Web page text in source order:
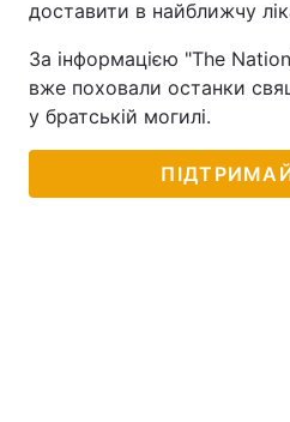
доставити в найближчу
За інформацією "The
вже поховали останки
у братській могилі.